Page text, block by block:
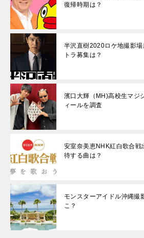
復帰時期は？
半沢直樹2020ロケ地撮影
トラ募集は？
濱口大輝（MH)高校生マジ
ィールを調査
安室奈美恵NHK紅白歌合戦
待する曲は？
モンスターアイドル沖縄撮
こ？